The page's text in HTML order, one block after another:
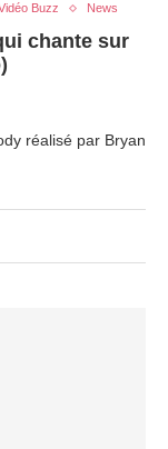
Buzz News
chante sur
réalisé par Bryan